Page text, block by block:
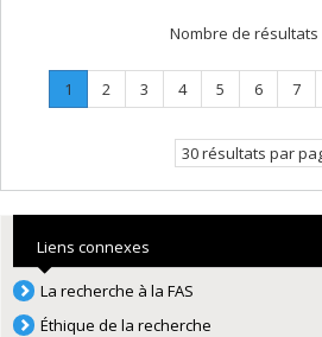
Nombre de résultats
Page
1
Page
Page
2 Page
3 Page
4 Page
5 Page
6 Page
7
30 résultats par
Liens connexes
La recherche à la FAS
Éthique de la recherche